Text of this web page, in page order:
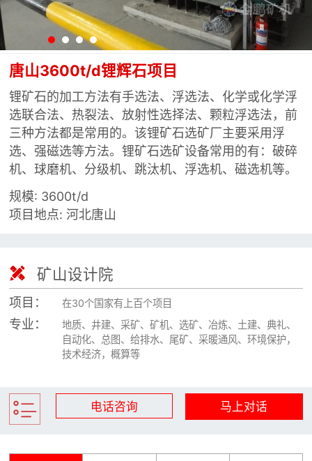
唐山3600t/d锂辉石项目
锂矿石的加工方法有手选法、浮选法、化学或化学浮
选联合法、热裂法、放射性选择法、颗粒浮选法，前
三种方法都是常用的。该锂矿石选矿厂主要采用浮
选、强磁选等方法。锂矿石选矿设备常用的有：破碎
机、球磨机、分级机、跳汰机、浮选机、磁选机等。
规模: 3600t/d
项目地点: 河北唐山
 矿山设计院
项目： 在30个国家有上百个项目
专业：
地质、井建、采矿、矿机、选矿、冶炼、土建、典礼、
自动化、总图、给排水、尾矿、采暖通风、环境保护，
技术经济，概算等
电话咨询 马上对话
 服务体系
 矿山设计院
 选矿实验室
